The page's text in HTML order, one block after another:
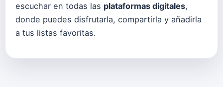
escuchar en todas las plataformas digitales,
donde puedes disfrutarla, compartirla y añadirla
a tus listas favoritas.